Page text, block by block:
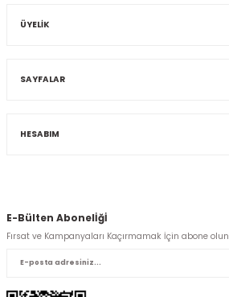
ÜYELİK
SAYFALAR
HESABIM
E-Bülten Abonelİğİ
Fırsat ve Kampanyaları Kaçırmamak İçin abone olun